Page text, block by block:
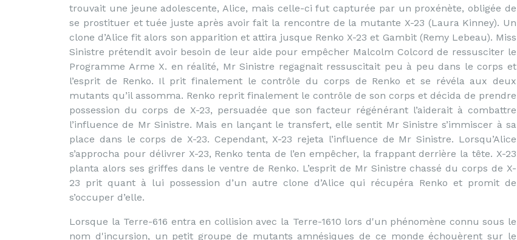
trouvait une jeune adolescente, Alice, mais celle-ci fut capturée par un proxénète, obligée de
se prostituer et tuée juste après avoir fait la rencontre de la mutante X-23 (Laura Kinney). Un
clone d’Alice fit alors son apparition et attira jusque Renko X-23 et Gambit (Remy Lebeau). Miss
Sinistre prétendit avoir besoin de leur aide pour empêcher Malcolm Colcord de ressusciter le
Programme Arme X. en réalité, Mr Sinistre regagnait ressuscitait peu à peu dans le corps et
l’esprit de Renko. Il prit finalement le contrôle du corps de Renko et se révéla aux deux
mutants qu’il assomma. Renko reprit finalement le contrôle de son corps et décida de prendre
possession du corps de X-23, persuadée que son facteur régénérant l’aiderait à combattre
l’influence de Mr Sinistre. Mais en lançant le transfert, elle sentit Mr Sinistre s’immiscer à sa
place dans le corps de X-23. Cependant, X-23 rejeta l’influence de Mr Sinistre. Lorsqu’Alice
s’approcha pour délivrer X-23, Renko tenta de l’en empêcher, la frappant derrière la tête. X-23
planta alors ses griffes dans le ventre de Renko. L’esprit de Mr Sinistre chassé du corps de X-
23 prit quant à lui possession d’un autre clone d’Alice qui récupéra Renko et promit de
s’occuper d’elle.
Lorsque la Terre-616 entra en collision avec la Terre-1610 lors d'un phénomène connu sous le
nom d'incursion, un petit groupe de mutants amnésiques de ce monde échouèrent sur le